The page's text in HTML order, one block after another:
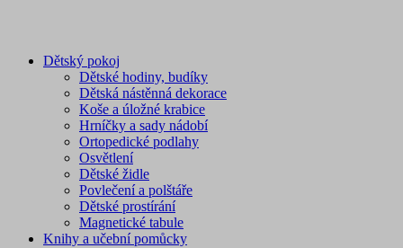
Dětský pokoj
Dětské hodiny, budíky
Dětská nástěnná dekorace
Koše a úložné krabice
Hrníčky a sady nádobí
Ortopedické podlahy
Osvětlení
Dětské židle
Povlečení a polštáře
Dětské prostírání
Magnetické tabule
Knihy a učební pomůcky